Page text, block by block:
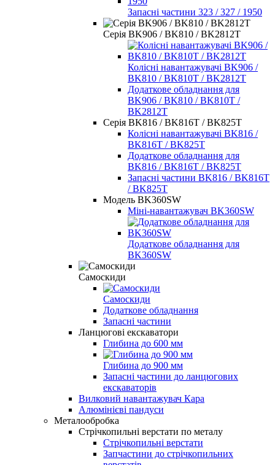
Запасні частини 323 / 327 / 1950
Серія BK906 / BK810 / BK2812T
Колісні навантажувачі BK906 /
BK810 / BK810T / BK2812T
Додаткове обладнання для
BK906 / BK810 / BK810T /
BK2812T
Серія BK816 / BK816T / BK825T
Колісні навантажувачі BK816 /
BK816T / BK825T
Додаткове обладнання для
BK816 / BK816T / BK825T
Запасні частини BK816 / BK816T
/ BK825T
Модель BK360SW
Міні-навантажувач BK360SW
Додаткове обладнання для
BK360SW
Самоскиди
Самоскиди
Додаткове обладнання
Запасні частини
Ланцюгові екскаватори
Глибина до 600 мм
Глибина до 900 мм
Запасні частини до ланцюгових
екскаваторів
Вилковий навантажувач Кара
Алюмінієві пандуси
Металообробка
Стрічкопильні верстати по металу
Стрічкопильні верстати
Запчастини до стрічкопильних